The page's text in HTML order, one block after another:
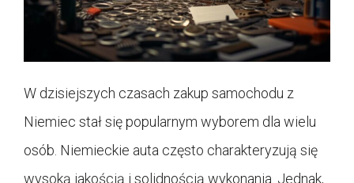
W dzisiejszych czasach zakup samochodu z
Niemiec stał się popularnym wyborem dla wielu
osób. Niemieckie auta często charakteryzują się
wysoką jakością i solidnością wykonania. Jednak,